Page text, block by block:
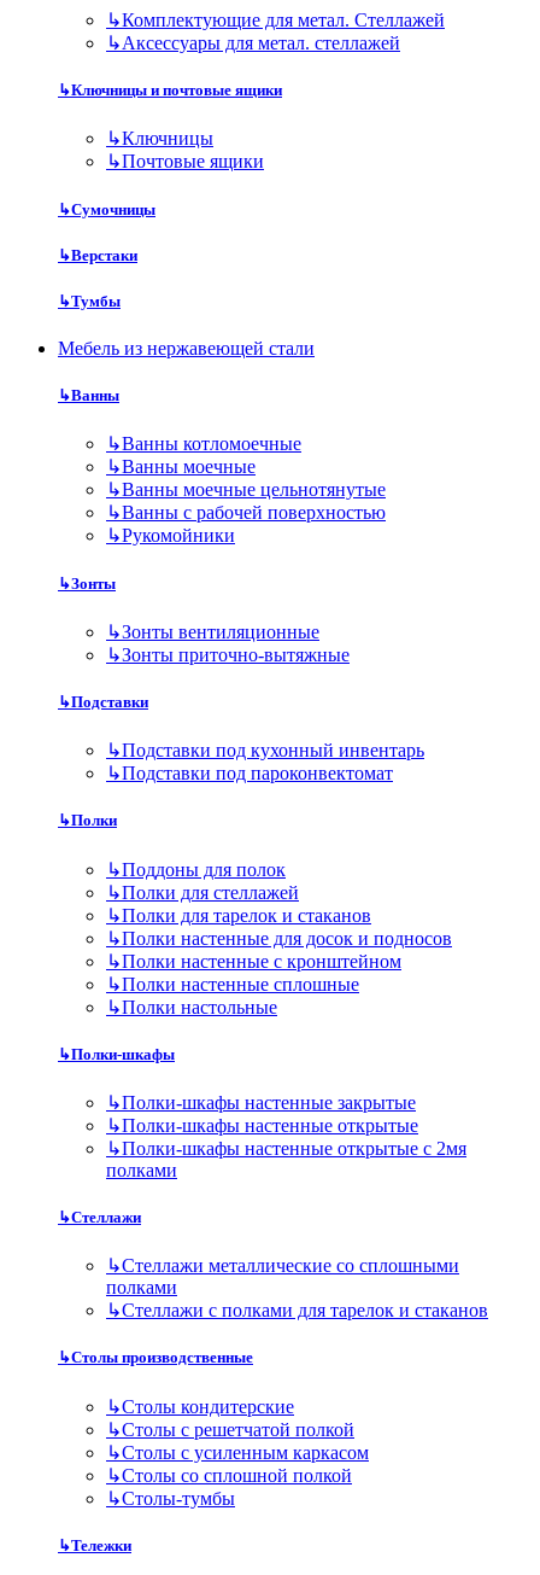
↳Комплектующие для метал. Стеллажей
↳Аксессуары для метал. стеллажей
↳Ключницы и почтовые ящики
↳Ключницы
↳Почтовые ящики
↳Сумочницы
↳Верстаки
↳Тумбы
Мебель из нержавеющей стали
↳Ванны
↳Ванны котломоечные
↳Ванны моечные
↳Ванны моечные цельнотянутые
↳Ванны с рабочей поверхностью
↳Рукомойники
↳Зонты
↳Зонты вентиляционные
↳Зонты приточно-вытяжные
↳Подставки
↳Подставки под кухонный инвентарь
↳Подставки под пароконвектомат
↳Полки
↳Поддоны для полок
↳Полки для стеллажей
↳Полки для тарелок и стаканов
↳Полки настенные для досок и подносов
↳Полки настенные с кронштейном
↳Полки настенные сплошные
↳Полки настольные
↳Полки-шкафы
↳Полки-шкафы настенные закрытые
↳Полки-шкафы настенные открытые
↳Полки-шкафы настенные открытые с 2мя
полками
↳Стеллажи
↳Стеллажи металлические со сплошными
полками
↳Стеллажи с полками для тарелок и стаканов
↳Столы производственные
↳Столы кондитерские
↳Столы с решетчатой полкой
↳Столы с усиленным каркасом
↳Столы со сплошной полкой
↳Столы-тумбы
↳Тележки